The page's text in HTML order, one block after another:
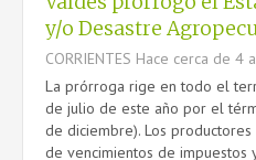
y/o Desastre
CORRIENTES Hace cerca de 4
La prórroga rige en todo el
de julio de este año por el
de diciembre). Los
de vencimientos de impuestos